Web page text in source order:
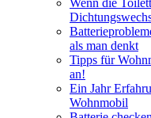
als man denkt
Tipps für
an!
Ein Jahr
Wohnmobil